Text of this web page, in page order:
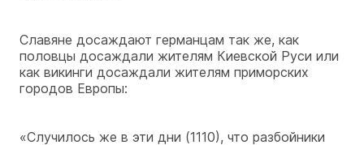
Славяне досаждают германцам так же, как
половцы досаждали жителям Киевской Руси или
как викинги досаждали жителям приморских
городов Европы:
«Случилось же в эти дни (1110), что разбойники